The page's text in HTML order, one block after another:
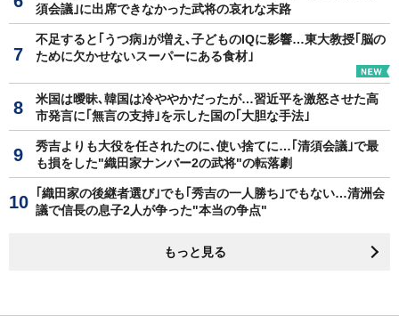
須会議｣に出席できなかった武将の哀れな末路
不足すると｢うつ病｣が増え､子どものIQに影響…東大教授｢脳の
ために欠かせないスーパーにある食材｣
米国は曖昧､韓国は冷ややかだったが…習近平を激怒させた高
市発言に｢無言の支持｣を示した国の｢大胆な手法｣
秀吉よりも大役を任されたのに､使い捨てに…｢清須会議｣で最
も損をした"織田家ナンバー2の武将"の転落劇
｢織田家の後継者選び｣でも｢秀吉の一人勝ち｣でもない…清洲会
議で信長の息子2人が争った"本当の争点"
もっと見る